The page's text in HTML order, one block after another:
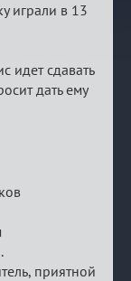
играли в 13
идет сдавать
дать ему
приятной